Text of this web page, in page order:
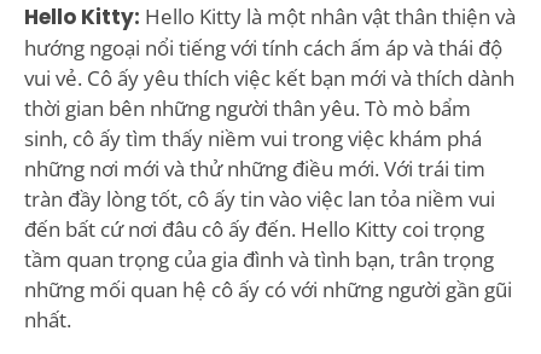
Hello Kitty: Hello Kitty là một nhân vật thân thiện và
hướng ngoại nổi tiếng với tính cách ấm áp và thái độ
vui vẻ. Cô ấy yêu thích việc kết bạn mới và thích dành
thời gian bên những người thân yêu. Tò mò bẩm
sinh, cô ấy tìm thấy niềm vui trong việc khám phá
những nơi mới và thử những điều mới. Với trái tim
tràn đầy lòng tốt, cô ấy tin vào việc lan tỏa niềm vui
đến bất cứ nơi đâu cô ấy đến. Hello Kitty coi trọng
tầm quan trọng của gia đình và tình bạn, trân trọng
những mối quan hệ cô ấy có với những người gần gũi
nhất.